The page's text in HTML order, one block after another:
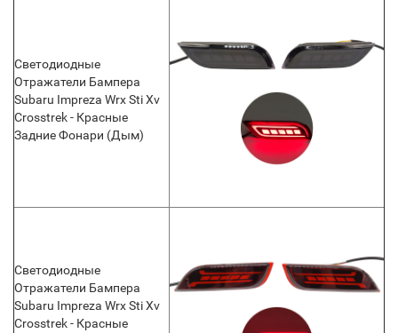
Светодиодные
Отражатели Бампера
Subaru Impreza Wrx Sti Xv
Crosstrek - Красные
Задние Фонари (Дым)
Светодиодные
Отражатели Бампера
Subaru Impreza Wrx Sti Xv
Crosstrek - Красные